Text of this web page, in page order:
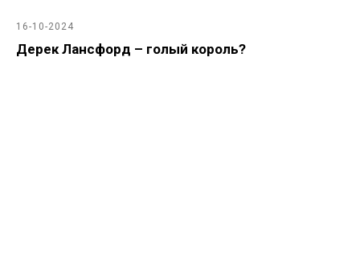
16-10-2024
Дерек Лансфорд – голый король?